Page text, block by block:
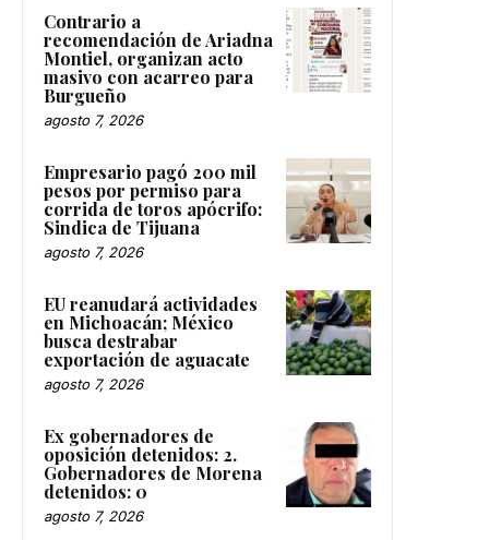
Contrario a
recomendación de Ariadna
Montiel, organizan acto
masivo con acarreo para
Burgueño
agosto 7, 2026
Empresario pagó 200 mil
pesos por permiso para
corrida de toros apócrifo:
Sindica de Tijuana
agosto 7, 2026
EU reanudará actividades
en Michoacán; México
busca destrabar
exportación de aguacate
agosto 7, 2026
Ex gobernadores de
oposición detenidos: 2.
Gobernadores de Morena
detenidos: 0
agosto 7, 2026